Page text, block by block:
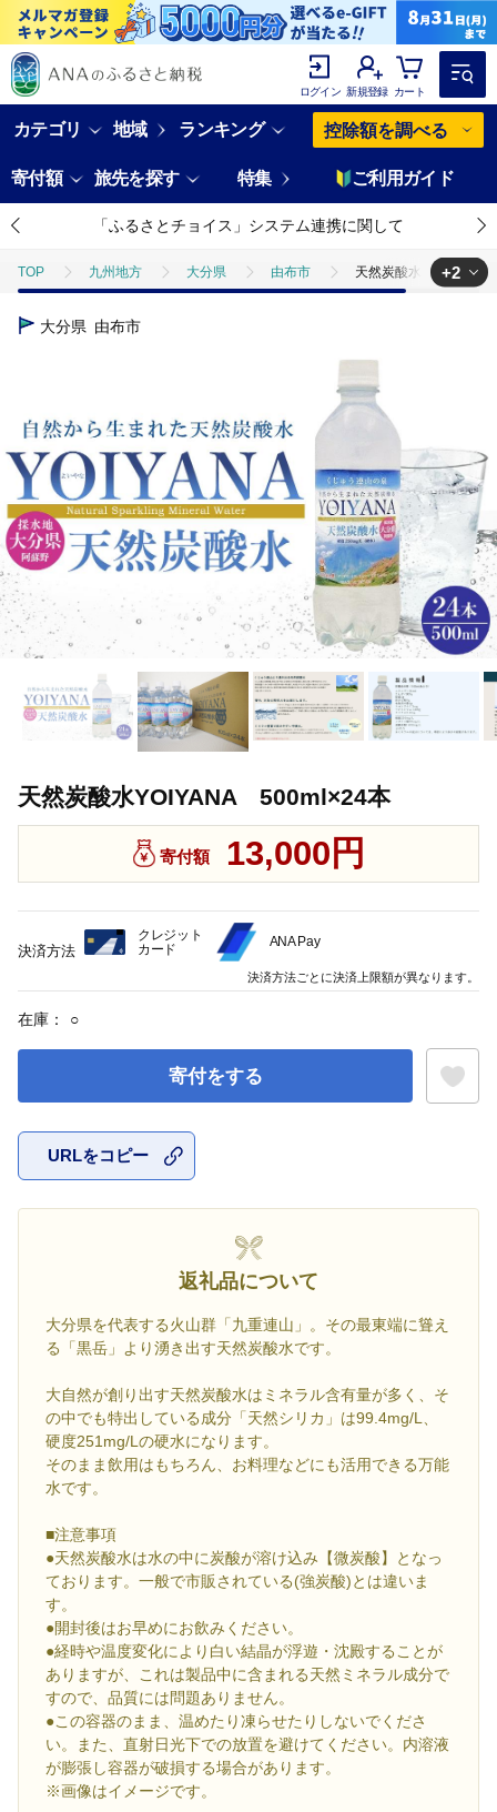
ログイン 新規登録 カート
カテゴリ 地域 ランキング 控除額を調べる
寄付額 旅先を探す 特集 ご利用ガイド
「ふるさとチョイス」システム連携に関して
TOP 九州地方 大分県 由布市 天然炭酸水YOIYANA
TOP
ジュース
+2
大分県 由布市
天然炭酸水YOIYANA 500ml×24本
寄付額 13,000円
在庫： ○
寄付をする
URLをコピー
返礼品について
大分県を代表する火山群「九重連山」。その最東端に聳え
る「黒岳」より湧き出す天然炭酸水です。
大自然が創り出す天然炭酸水はミネラル含有量が多く、そ
の中でも特出している成分「天然シリカ」は99.4mg/L、
硬度251mg/Lの硬水になります。
そのまま飲用はもちろん、お料理などにも活用できる万能
水です。
■注意事項
●天然炭酸水は水の中に炭酸が溶け込み【微炭酸】となっ
ております。一般で市販されている(強炭酸)とは違いま
す。
●開封後はお早めにお飲みください。
●経時や温度変化により白い結晶が浮遊・沈殿することが
ありますが、これは製品中に含まれる天然ミネラル成分で
すので、品質には問題ありません。
●この容器のまま、温めたり凍らせたりしないでくださ
い。また、直射日光下での放置を避けてください。内溶液
が膨張し容器が破損する場合があります。
※画像はイメージです。
決済方法
クレジット
カード
ANA Pay
決済方法ごとに決済上限額が異なります。